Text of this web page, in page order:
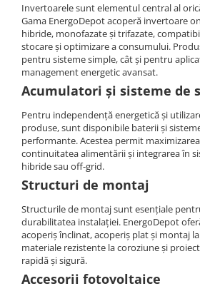
Cabluri cupru flexibil
Cabluri cupru nearmat
Cabluri cupru rezistente la foc
Cabluri flexibile
Cabluri flexibile plate
Cabluri medie tensiune aluminiu
Cabluri optice
Cabluri semnalizare si control
Cabluri speciale
Conductori flexibili cupru
Conductori rigizi
Conductori rigizi cupru
Cabluri alarma
Tablou organizare santier necablat
Tub flexibil
Tub flexibil dublu perete (corugata)
Tub flexibil metalic
Separator fuzibil
Separator fuzibil aplicatii
fotovoltaice
Sigurante fuzibile
Invertoarele sunt elementul central al
Gama EnergoDepot acoperă invertoare
hibride, monofazate și trifazate,
stocare și optimizare a consumului.
pentru sisteme simple, cât și pentru
management energetic avansat.
Acumulatori și sisteme de
Pentru independență energetică și
produse, sunt disponibile baterii și
performante. Acestea permit
continuitatea alimentării și integrarea în
hibride sau off-grid.
Structuri de montaj
Structurile de montaj sunt esențiale
durabilitatea instalației. EnergoDepot
acoperiș înclinat, acoperiș plat și montaj
materiale rezistente la coroziune și
rapidă și sigură.
Accesorii fotovoltaice